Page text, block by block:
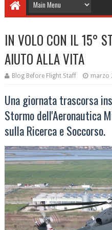
IN VOLO CON IL 15°
AIUTO ALLA VITA
Blog Before Flight Staff marzo
Una giornata trascorsa
Stormo dell'Aeronautica
sulla Ricerca e Soccorso.